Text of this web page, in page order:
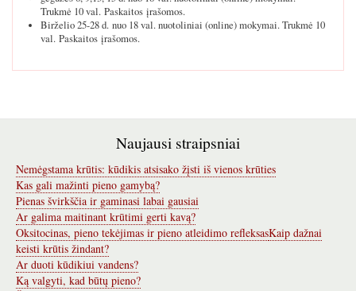
Trukmė 10 val. Paskaitos įrašomos.
Birželio 25-28 d. nuo 18 val. nuotoliniai (online) mokymai. Trukmė 10
val. Paskaitos įrašomos.
Naujausi straipsniai
Nemėgstama krūtis: kūdikis atsisako žįsti iš vienos krūties
Kas gali mažinti pieno gamybą?
Pienas švirkščia ir gaminasi labai gausiai
Ar galima maitinant krūtimi gerti kavą?
Oksitocinas, pieno tekėjimas ir pieno atleidimo refleksasKaip dažnai
keisti krūtis žindant?
Ar duoti kūdikiui vandens?
Ką valgyti, kad būtų pieno?